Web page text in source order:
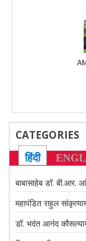
CATEGORIES
हिंदी
बाबासाहेब डॉ. बी.आर.
महापंडित राहुल
डॉ. भदंत आनंद